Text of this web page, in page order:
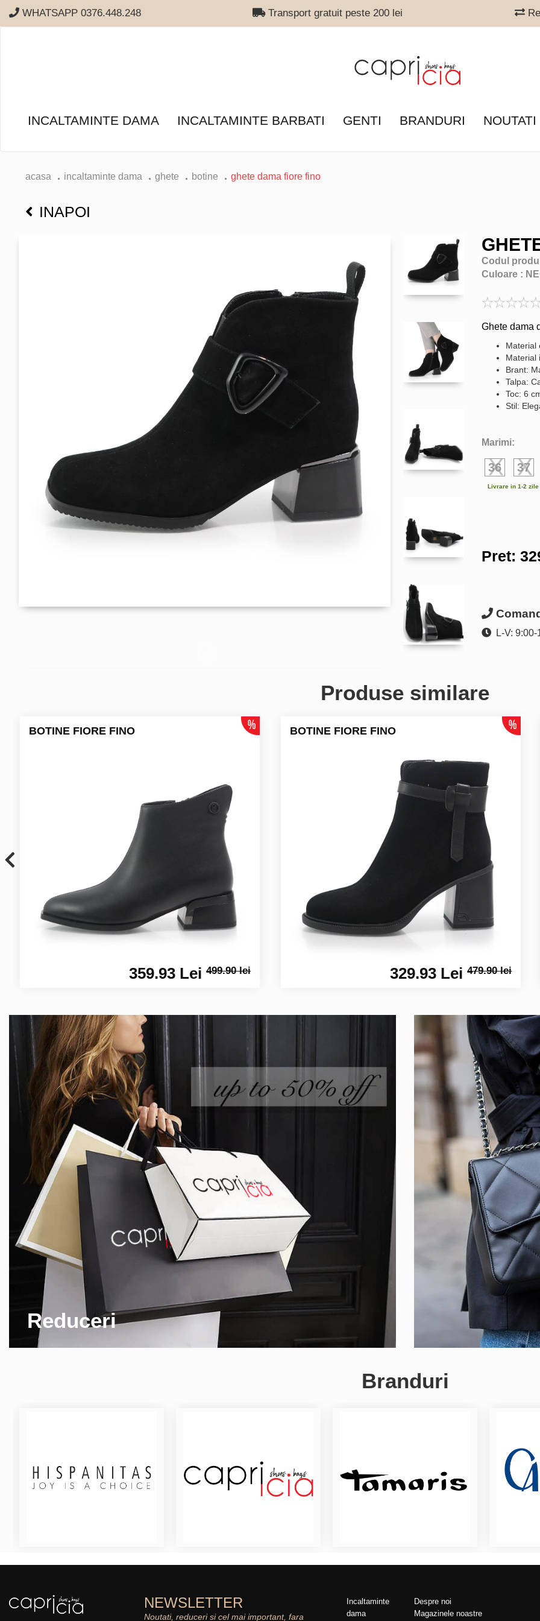
WHATSAPP 0376.448.248 Transport gratuit peste 200 lei
INCALTAMINTE DAMA INCALTAMINTE BARBATI GENTI BRANDURI NOUTATI
acasa incaltaminte dama ghete botine ghete dama fiore fino
INAPOI
Codul
Culoare :
Ghete dama
Material
Material
Brant:
Talpa:
Toc: 6
Stil:
Marimi:
36 37
Livrare in 1-2
Pret:
L-V: 9:00-
Produse similare
BOTINE FIORE FINO
359.93 Lei499.90 lei
BOTINE FIORE FINO
329.93 Lei479.90 lei
Reduceri
Branduri
NEWSLETTER
Noutati, reduceri si cel mai important, fara
Incaltaminte
dama
Despre noi
Magazinele noastre